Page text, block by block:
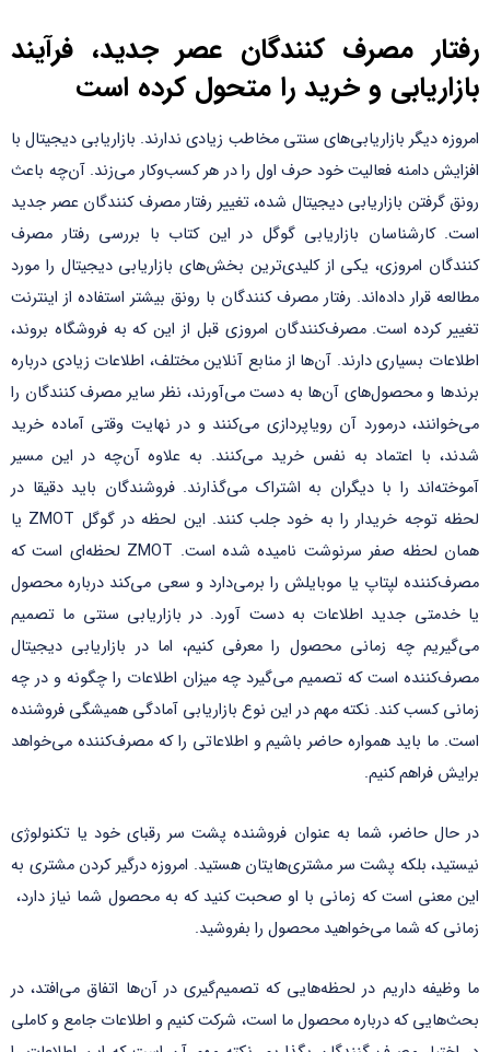
رفتار مصرف کنندگان عصر جدید، فرآیند
بازاریابی و خرید را متحول کرده است
امروزه دیگر بازاریابی‌های سنتی مخاطب زیادی ندارند. بازاریابی دیجیتال با
افزایش دامنه فعالیت خود حرف اول را در هر کسب‌وکار می‌زند. آن‌چه باعث
رونق گرفتن بازاریابی دیجیتال شده، تغییر رفتار مصرف کنندگان عصر جدید
است. کارشناسان بازاریابی گوگل در این کتاب با بررسی رفتار مصرف
کنندگان امروزی، یکی از کلیدی‌ترین بخش‌های بازاریابی دیجیتال را مورد
مطالعه قرار داده‌اند. رفتار مصرف کنندگان با رونق بیشتر استفاده از اینترنت
تغییر کرده است. مصرف‌کنندگان امروزی قبل از این که به فروشگاه بروند،
اطلاعات بسیاری دارند. آن‌ها از منابع آنلاین مختلف، اطلاعات زیادی درباره
برند‌ها و محصول‌های آن‌ها به دست می‌آورند، نظر سایر مصرف کنندگان را
می‌خوانند، درمورد آن رویاپردازی می‌کنند و در نهایت وقتی آماده خرید
شدند، با اعتماد به نفس خرید می‌کنند. به علاوه آن‌چه در این مسیر
آموخته‌اند را با دیگران به اشتراک می‌گذارند. فروشندگان باید دقیقا در
لحظه توجه خریدار را به خود جلب کنند. این لحظه در گوگل ZMOT یا
همان لحظه صفر سرنوشت نامیده شده است. ZMOT لحظه‌ای است که
مصرف‌کننده لپتاپ یا موبایلش را برمی‌دارد و سعی می‌کند درباره محصول
یا خدمتی جدید اطلاعات به دست آورد. در بازاریابی سنتی ما تصمیم
می‌گیریم چه زمانی محصول را معرفی کنیم، اما در بازاریابی دیجیتال
مصرف‌کننده است که تصمیم می‌گیرد چه میزان اطلاعات را چگونه و در چه
زمانی کسب کند. نکته مهم در این نوع بازاریابی آمادگی همیشگی فروشنده
است. ما باید همواره حاضر باشیم و اطلاعاتی را که مصرف‌کننده می‌خواهد
برایش فراهم کنیم.
در حال حاضر، شما به عنوان فروشنده پشت سر رقبای خود یا تکنولوژی
نیستید، بلکه پشت سر مشتری‌هایتان هستید. امروزه درگیر کردن مشتری به
این معنی است که زمانی با او صحبت کنید که به محصول شما نیاز دارد،
زمانی که شما می‌خواهید محصول را بفروشید.
ما وظیفه داریم در لحظه‌هایی که تصمیم‌گیری در آن‌ها اتفاق می‌افتد، در
بحث‌هایی که درباره محصول ما است، شرکت کنیم و اطلاعات جامع و کاملی